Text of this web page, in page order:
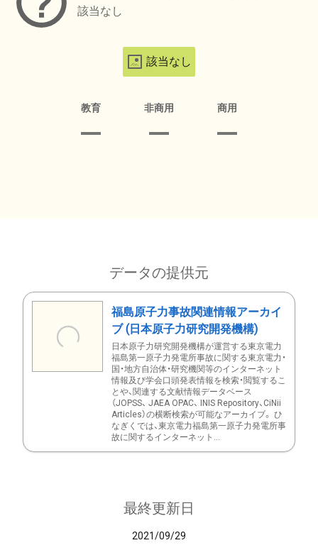
該当なし
該当なし
教育 非商用 商用
データの提供元
福島原子力事故関連情報アーカイ
ブ (日本原子力研究開発機構)
日本原子力研究開発機構が運営する東京電力
福島第一原子力発電所事故に関する東京電力・
国・地方自治体・研究機関等のインターネット
情報及び学会口頭発表情報を検索・閲覧するこ
とや、関連する文献情報データベース
（JOPSS、 JAEA OPAC、 INIS Repository、CiNii
Articles）の横断検索が可能なアーカイブ。 ひ
なぎくでは、東京電力福島第一原子力発電所事
故に関するインターネット...
最終更新日
2021/09/29